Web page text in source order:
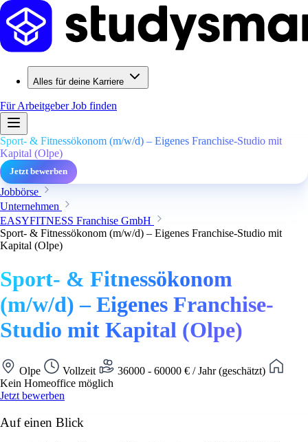
Alles für deine Karriere
Für ArbeitgeberJob finden
Sport- & Fitnessökonom (m/w/d) – Eigenes Franchise-Studio mit
Kapital (Olpe)
Jetzt bewerben
Jobbörse
Unternehmen
EASYFITNESS Franchise GmbH
Sport- & Fitnessökonom (m/w/d) – Eigenes Franchise-Studio mit
Kapital (Olpe)
Sport- & Fitnessökonom
(m/w/d) – Eigenes Franchise-
Studio mit Kapital (Olpe)
Olpe Vollzeit
36000 - 60000 € / Jahr (geschätzt)
Kein Homeoffice möglich
Jetzt bewerben
Auf einen Blick